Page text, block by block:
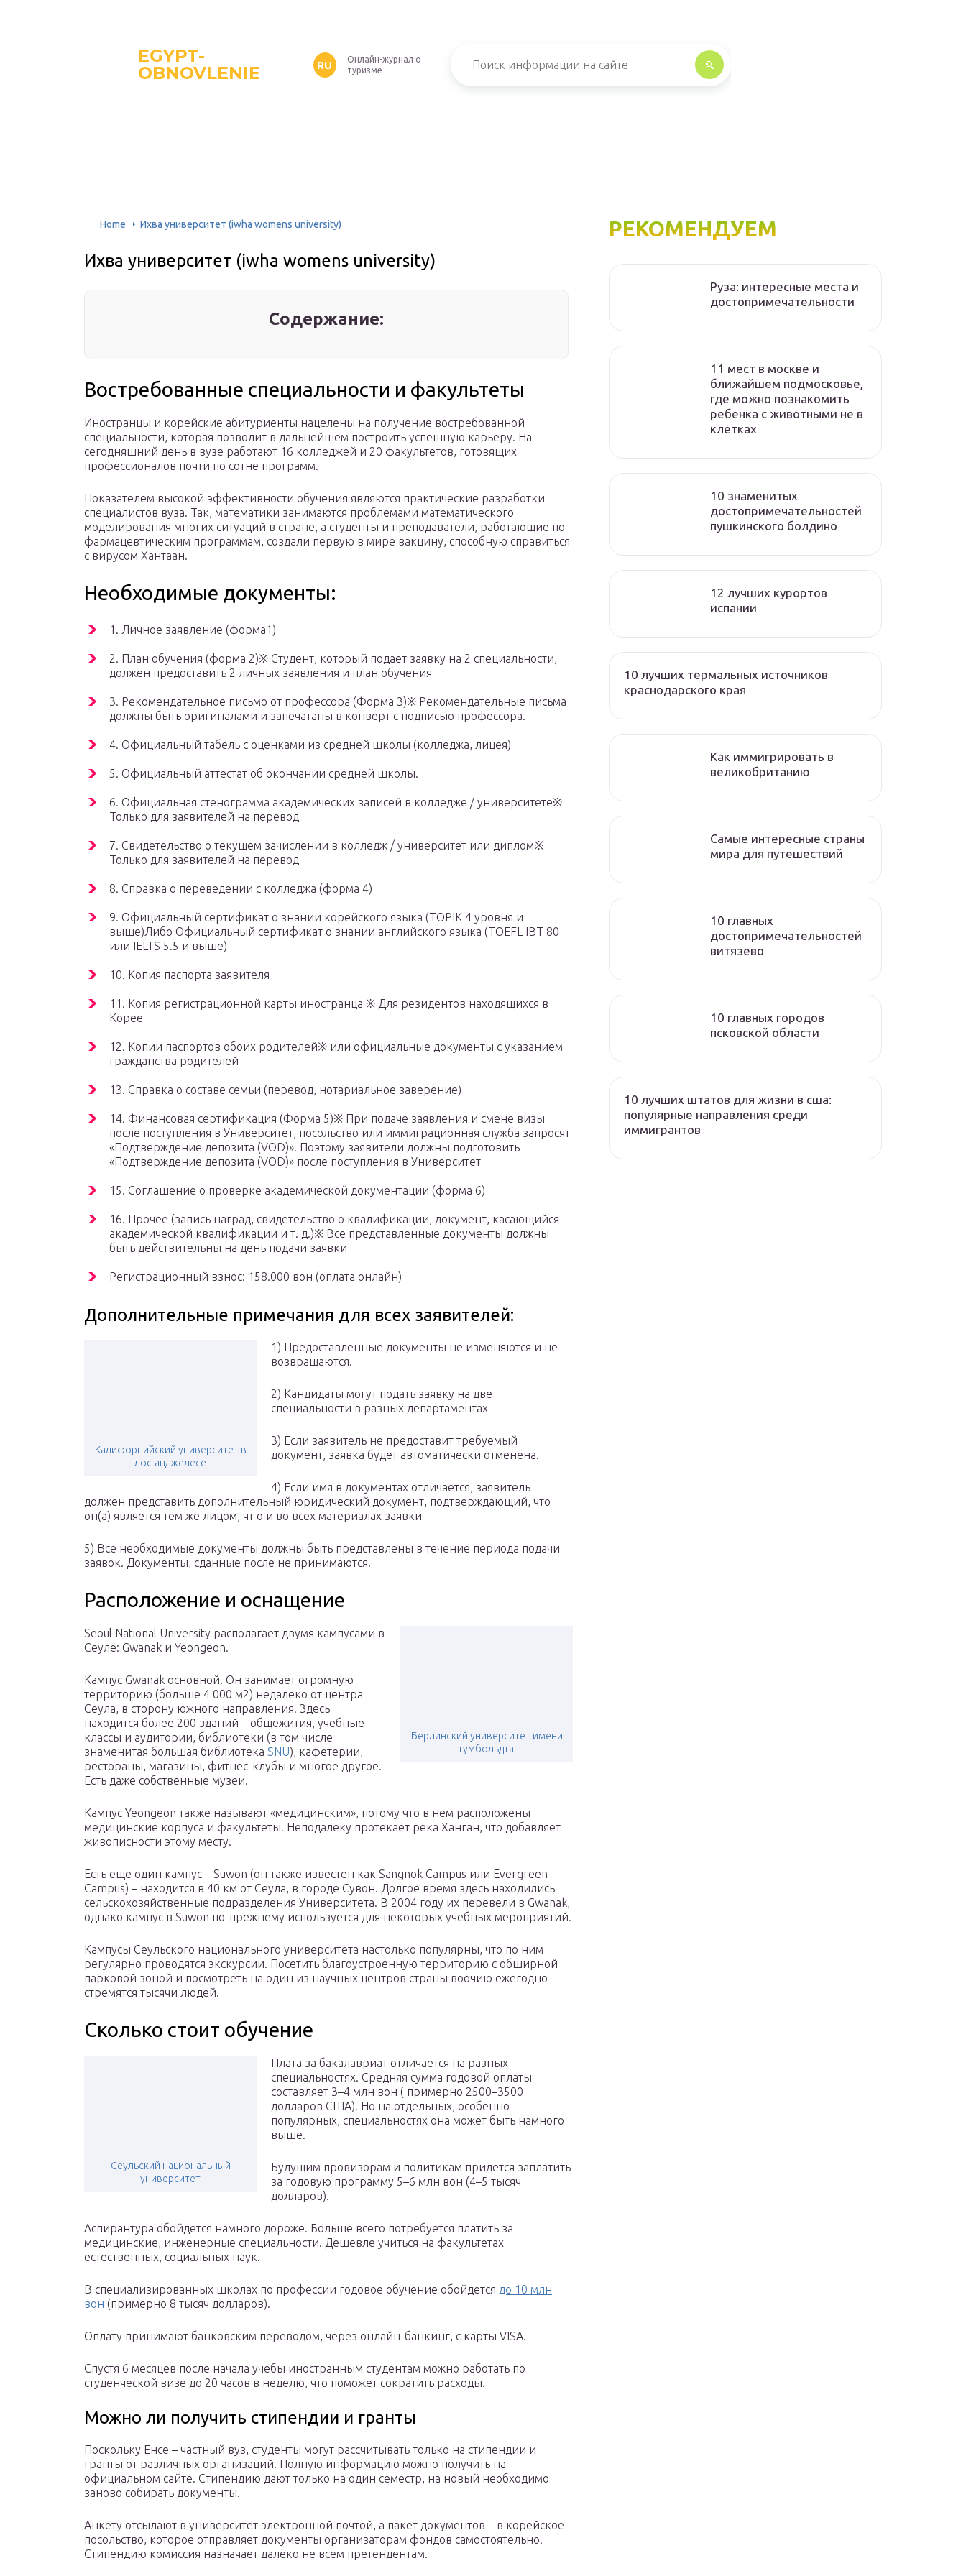
EGYPT-
OBNOVLENIE
RU
Онлайн-журнал о
туризме
Home Ихва университет (iwha womens university)
Ихва университет (iwha womens university)
Содержание:
Востребованные специальности и факультеты
Иностранцы и корейские абитуриенты нацелены на получение востребованной
специальности, которая позволит в дальнейшем построить успешную карьеру. На
сегодняшний день в вузе работают 16 колледжей и 20 факультетов, готовящих
профессионалов почти по сотне программ.
Показателем высокой эффективности обучения являются практические разработки
специалистов вуза. Так, математики занимаются проблемами математического
моделирования многих ситуаций в стране, а студенты и преподаватели, работающие по
фармацевтическим программам, создали первую в мире вакцину, способную справиться
с вирусом Хантаан.
Необходимые документы:
1. Личное заявление (форма1)
2. План обучения (форма 2)※ Студент, который подает заявку на 2 специальности,
должен предоставить 2 личных заявления и план обучения
3. Рекомендательное письмо от профессора (Форма 3)※ Рекомендательные письма
должны быть оригиналами и запечатаны в конверт с подписью профессора.
4. Официальный табель с оценками из средней школы (колледжа, лицея)
5. Официальный аттестат об окончании средней школы.
6. Официальная стенограмма академических записей в колледже / университете※
Только для заявителей на перевод
7. Свидетельство о текущем зачислении в колледж / университет или диплом※
Только для заявителей на перевод
8. Справка о переведении с колледжа (форма 4)
9. Официальный сертификат о знании корейского языка (TOPIK 4 уровня и
выше)Либо Официальный сертификат о знании английского языка (TOEFL IBT 80
или IELTS 5.5 и выше)
10. Копия паспорта заявителя
11. Копия регистрационной карты иностранца ※ Для резидентов находящихся в
Корее
12. Копии паспортов обоих родителей※ или официальные документы с указанием
гражданства родителей
13. Справка о составе семьи (перевод, нотариальное заверение)
14. Финансовая сертификация (Форма 5)※ При подаче заявления и смене визы
после поступления в Университет, посольство или иммиграционная служба запросят
«Подтверждение депозита (VOD)». Поэтому заявители должны подготовить
«Подтверждение депозита (VOD)» после поступления в Университет
15. Соглашение о проверке академической документации (форма 6)
16. Прочее (запись наград, свидетельство о квалификации, документ, касающийся
академической квалификации и т. д.)※ Все представленные документы должны
быть действительны на день подачи заявки
Регистрационный взнос: 158.000 вон (оплата онлайн)
Дополнительные примечания для всех заявителей:
Калифорнийский университет в
лос-анджелесе
1) Предоставленные документы не изменяются и не
возвращаются.
2) Кандидаты могут подать заявку на две
специальности в разных департаментах
3) Если заявитель не предоставит требуемый
документ, заявка будет автоматически отменена.
4) Если имя в документах отличается, заявитель
должен представить дополнительный юридический документ, подтверждающий, что
он(а) является тем же лицом, чт о и во всех материалах заявки
5) Все необходимые документы должны быть представлены в течение периода подачи
заявок. Документы, сданные после не принимаются.
Расположение и оснащение
Берлинский университет имени
гумбольдта
Seoul National University располагает двумя кампусами в
Сеуле: Gwanak и Yeongeon.
Кампус Gwanak основной. Он занимает огромную
территорию (больше 4 000 м2) недалеко от центра
Сеула, в сторону южного направления. Здесь
находится более 200 зданий – общежития, учебные
классы и аудитории, библиотеки (в том числе
знаменитая большая библиотека SNU), кафетерии,
рестораны, магазины, фитнес-клубы и многое другое.
Есть даже собственные музеи.
Кампус Yeongeon также называют «медицинским», потому что в нем расположены
медицинские корпуса и факультеты. Неподалеку протекает река Ханган, что добавляет
живописности этому месту.
Есть еще один кампус – Suwon (он также известен как Sangnok Campus или Evergreen
Campus) – находится в 40 км от Сеула, в городе Сувон. Долгое время здесь находились
сельскохозяйственные подразделения Университета. В 2004 году их перевели в Gwanak,
однако кампус в Suwon по-прежнему используется для некоторых учебных мероприятий.
Кампусы Сеульского национального университета настолько популярны, что по ним
регулярно проводятся экскурсии. Посетить благоустроенную территорию с обширной
парковой зоной и посмотреть на один из научных центров страны воочию ежегодно
стремятся тысячи людей.
Сколько стоит обучение
Сеульский национальный
университет
Плата за бакалавриат отличается на разных
специальностях. Средняя сумма годовой оплаты
составляет 3–4 млн вон ( примерно 2500–3500
долларов США). Но на отдельных, особенно
популярных, специальностях она может быть намного
выше.
Будущим провизорам и политикам придется заплатить
за годовую программу 5–6 млн вон (4–5 тысяч
долларов).
Аспирантура обойдется намного дороже. Больше всего потребуется платить за
медицинские, инженерные специальности. Дешевле учиться на факультетах
естественных, социальных наук.
В специализированных школах по профессии годовое обучение обойдется до 10 млн
вон (примерно 8 тысяч долларов).
Оплату принимают банковским переводом, через онлайн-банкинг, с карты VISA.
Спустя 6 месяцев после начала учебы иностранным студентам можно работать по
студенческой визе до 20 часов в неделю, что поможет сократить расходы.
Можно ли получить стипендии и гранты
Поскольку Енсе – частный вуз, студенты могут рассчитывать только на стипендии и
гранты от различных организаций. Полную информацию можно получить на
официальном сайте. Стипендию дают только на один семестр, на новый необходимо
заново собирать документы.
Анкету отсылают в университет электронной почтой, а пакет документов – в корейское
посольство, которое отправляет документы организаторам фондов самостоятельно.
Стипендию комиссия назначает далеко не всем претендентам.
РЕКОМЕНДУЕМ
Руза: интересные места и
достопримечательности
11 мест в москве и
ближайшем подмосковье,
где можно познакомить
ребенка с животными не в
клетках
10 знаменитых
достопримечательностей
пушкинского болдино
12 лучших курортов
испании
10 лучших термальных источников
краснодарского края
Как иммигрировать в
великобританию
Самые интересные страны
мира для путешествий
10 главных
достопримечательностей
витязево
10 главных городов
псковской области
10 лучших штатов для жизни в сша:
популярные направления среди
иммигрантов